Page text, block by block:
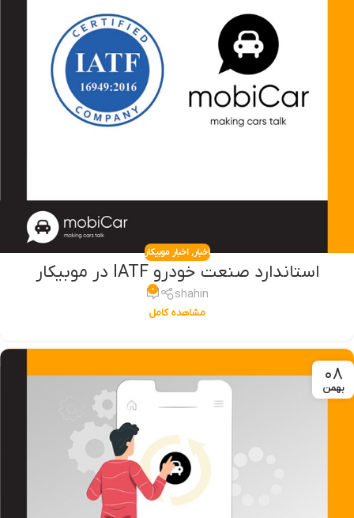
اخبار,اخبار موبیکار
استاندارد صنعت خودرو IATF در موبیکار
shahin ۰
مشاهده کامل
۰۸
بهمن